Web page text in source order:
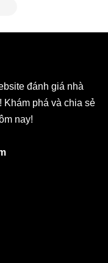
đánh giá nhà
Khám phá và chia sẻ
nay!